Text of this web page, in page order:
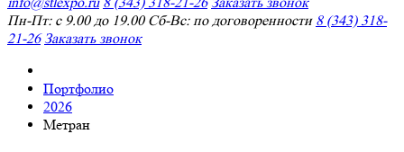
Пн-Пт: с 9.00 до 19.00 Сб-Вс: по договоренности 8 (343) 318-
21-26 Заказать звонок
Портфолио
2026
Метран